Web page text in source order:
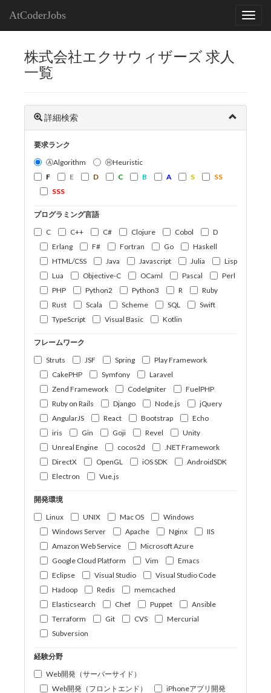
AtCoderJobs
株式会社エクサウィザーズ 求人
一覧
詳細検索
要求ランク
ⒶAlgorithm
ⒽHeuristic
F
E D C B A S
SS
SSS
プログラミング言語
C
C++ C# Clojure Cobol
D
Erlang
F# Fortran Go
Haskell
HTML/CSS
Java Javascript Julia
Lisp
Lua
Objective-C OCaml Pascal
Perl
PHP
Python2 Python3 R
Ruby
Rust
Scala Scheme SQL
Swift
TypeScript
Visual Basic Kotlin
フレームワーク
Struts
JSF Spring
Play Framework
CakePHP
Symfony
Laravel
Zend Framework
CodeIgniter
FuelPHP
Ruby on Rails
Django Node.js
jQuery
AngularJS
React Bootstrap
Echo
iris
Gin Goji Revel
Unity
Unreal Engine
cocos2d
.NET Framework
DirectX
OpenGL iOS SDK
AndroidSDK
Electron
Vue.js
開発環境
Linux
UNIX Mac OS
Windows
Windows Server
Apache Nginx
IIS
Amazon Web Service
Microsoft Azure
Google Cloud Platform
Vim
Emacs
Eclipse
Visual Studio
Visual Studio Code
Hadoop
Redis
memcached
Elasticsearch
Chef Puppet
Ansible
Terraform
Git CVS
Mercurial
Subversion
経験分野
Web開発（サーバーサイド）
Web開発（フロントエンド）
iPhoneアプリ開発